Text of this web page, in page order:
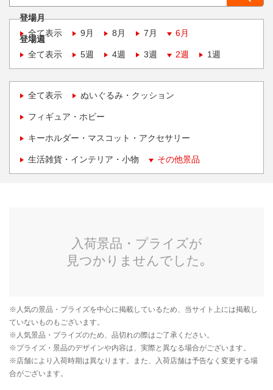
登場月
全て表示
9月 8月 7月 6月
登場週
全て表示
5週 4週 3週 2週 1週
全て表示 ぬいぐるみ・クッション
フィギュア・ホビー
キーホルダー・マスコット・アクセサリー
生活雑貨・インテリア・小物 その他景品